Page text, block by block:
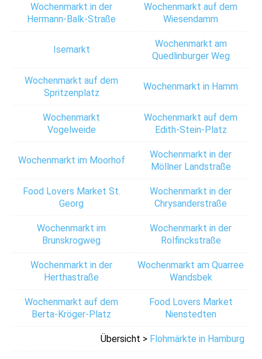
Wochenmarkt in der
Hermann-Balk-Straße
Wochenmarkt auf dem
Wiesendamm
Isemarkt
Wochenmarkt am
Quedlinburger Weg
Wochenmarkt auf dem
Spritzenplatz
Wochenmarkt in Hamm
Wochenmarkt
Vogelweide
Wochenmarkt auf dem
Edith-Stein-Platz
Wochenmarkt im Moorhof
Wochenmarkt in der
Möllner Landstraße
Food Lovers Market St.
Georg
Wochenmarkt in der
Chrysanderstraße
Wochenmarkt im
Brunskrogweg
Wochenmarkt in der
Rolfinckstraße
Wochenmarkt in der
Herthastraße
Wochenmarkt am Quarree
Wandsbek
Wochenmarkt auf dem
Berta-Kröger-Platz
Food Lovers Market
Nienstedten
Übersicht > Flohmärkte in Hamburg